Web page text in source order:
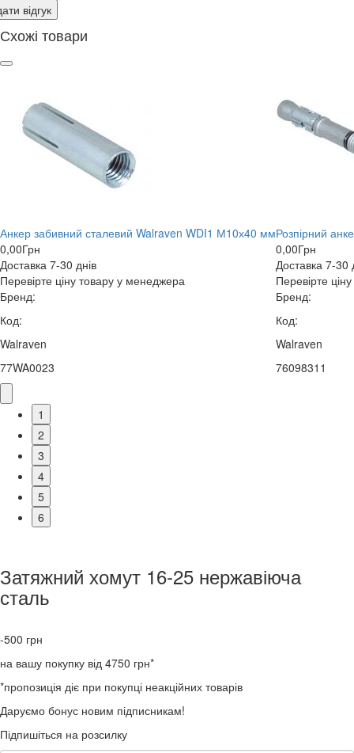
відгук
Схожі товари
Анкер забивний сталевий Walraven WDI1 М10х40 мм
0,00Грн
Доставка 7-30 днів
Перевірте ціну товару у менеджера
Бренд:
Код:
Walraven
77WA0023
Розпірний
0,00Грн
Доставка 7-30
Перевірте
Бренд:
Код:
Walraven
76098311
1
2
3
4
5
6
Затяжний хомут 16-25 нержавіюча
сталь
-500 грн
на вашу покупку від 4750 грн*
*пропозиція діє при покупці неакційних товарів
Даруємо бонус новим підписникам!
Підпишіться на розсилку